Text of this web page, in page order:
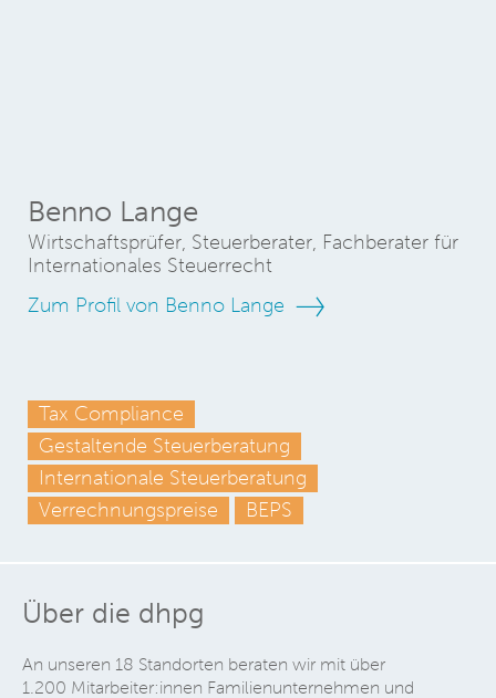
Benno Lange
Wirtschaftsprüfer, Steuerberater, Fachberater für
Internationales Steuerrecht
Zum Profil von Benno Lange
Tax Compliance
Gestaltende Steuerberatung
Internationale Steuerberatung
Verrechnungspreise
BEPS
Über die dhpg
An unseren 18 Standorten beraten wir mit über
1.200 Mitarbeiter:innen Familienunternehmen und